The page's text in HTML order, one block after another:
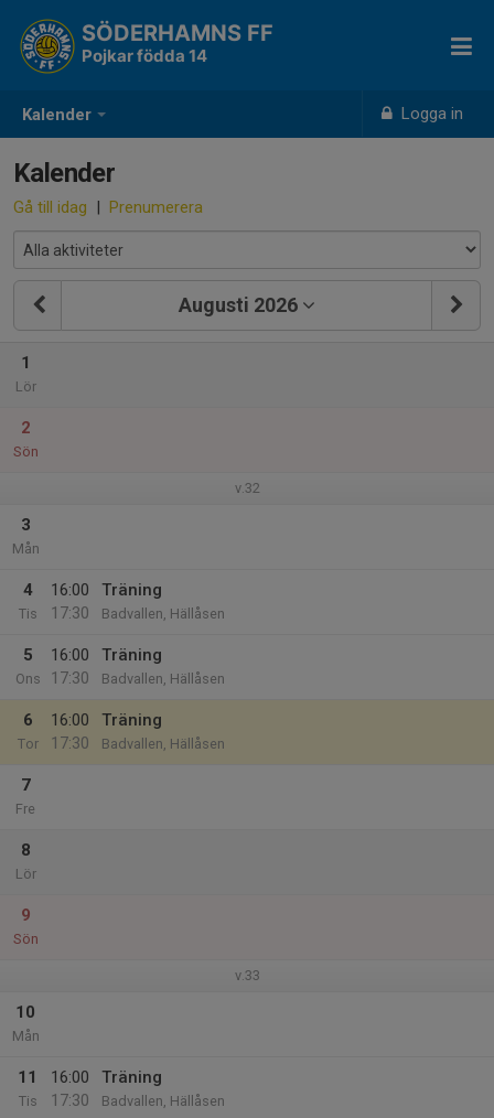
Kalender Logga in
SÖDERHAMNS FF
Pojkar födda 14
Kalender
Gå till idag | Prenumerera
Augusti 2026
1
Lör
2
Sön
v.32
3
Mån
4
Tis
16:00
17:30
Träning
Badvallen, Hällåsen
5
Ons
16:00
17:30
Träning
Badvallen, Hällåsen
6
Tor
16:00
17:30
Träning
Badvallen, Hällåsen
7
Fre
8
Lör
9
Sön
v.33
10
Mån
11
Tis
16:00
17:30
Träning
Badvallen, Hällåsen